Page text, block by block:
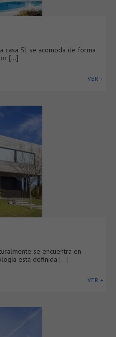
casa SL se acomoda de forma
[...]
VER +
se encuentra en
está definida [...]
VER +